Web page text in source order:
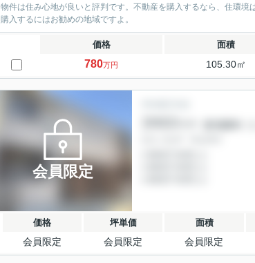
物件は住み心地が良いと評判です。不動産を購入するなら、住環
購入するにはお勧めの地域ですよ。
価格 面積
780万円 105.30㎡
会員限定
価格 坪単価 面積
会員限定 会員限定 会員限定